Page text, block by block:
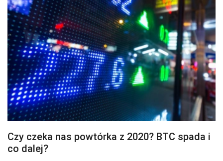
Czy czeka nas powtórka z 2020? BTC spada i
co dalej?